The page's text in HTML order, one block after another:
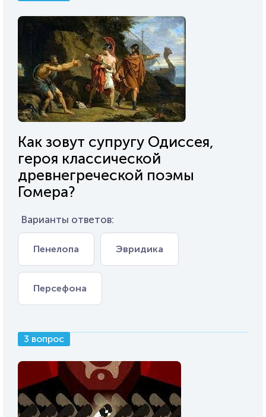
Как зовут супругу Одиссея,
героя классической
древнегреческой поэмы
Гомера?
Варианты ответов:
Пенелопа Эвридика
Персефона
3 вопрос